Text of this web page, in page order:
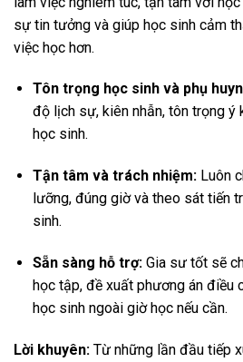
sự tin tưởng và giúp học sinh cảm
việc học hơn.
Tôn trọng học sinh và phụ
độ lịch sự, kiên nhẫn, tôn trọng ý
học sinh.
Tận tâm và trách nhiệm:Luôn
lưỡng, đúng giờ và theo sát tiến
sinh.
Sẵn sàng hỗ trợ:Gia sư tốt sẽ
học tập, đề xuất phương án điều
học sinh ngoài giờ học nếu cần.
Lời khuyên: Từ những lần đầu tiếp